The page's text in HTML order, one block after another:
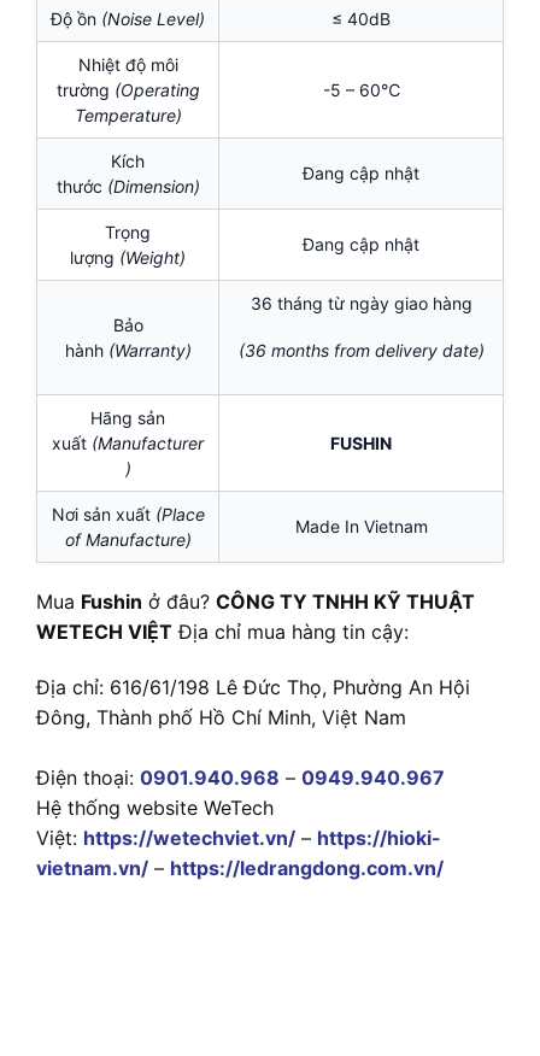
Độ ồn (Noise Level) ≤ 40dB
Nhiệt độ môi
trường (Operating
Temperature)
-5 – 60℃
Kích
thước (Dimension)
Đang cập nhật
Trọng
lượng (Weight)
Đang cập nhật
Bảo
hành (Warranty)
36 tháng từ ngày giao hàng
(36 months from delivery date)
Hãng sản
xuất (Manufacturer
)
FUSHIN
Nơi sản xuất (Place
of Manufacture)
Made In Vietnam
Mua Fushin ở đâu? CÔNG TY TNHH KỸ THUẬT
WETECH VIỆT Địa chỉ mua hàng tin cậy:
Địa chỉ: 616/61/198 Lê Đức Thọ, Phường An Hội
Đông, Thành phố Hồ Chí Minh, Việt Nam
Điện thoại: 0901.940.968 – 0949.940.967
Hệ thống website WeTech
Việt: https://wetechviet.vn/ – https://hioki-
vietnam.vn/ – https://ledrangdong.com.vn/